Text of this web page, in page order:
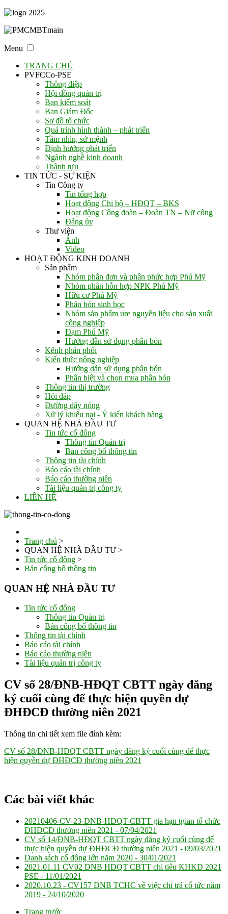
Menu
TRANG CHỦ
PVFCCo-PSE
Thông điệp
Hội đồng quản trị
Ban kiểm soát
Ban Giám Đốc
Sơ đồ tổ chức
Quá trình hình thành – phát triển
Tầm nhìn, sứ mệnh
Định hướng phát triển
Ngành nghề kinh doanh
Thành tựu
TIN TỨC - SỰ KIỆN
Tin Công ty
Tin tổng hợp
Hoạt động Chi bộ – HĐQT – BKS
Hoạt động Công đoàn – Đoàn TN – Nữ công
Đảng ủy
Thư viện
Ảnh
Video
HOẠT ĐỘNG KINH DOANH
Sản phẩm
Nhóm phân đơn và phân phức hợp Phú Mỹ
Nhóm phân hỗn hợp NPK Phú Mỹ
Hữu cơ Phú Mỹ
Phân bón sinh học
Nhóm sản phẩm ure nguyên liệu cho sản xuất
công nghiệp
Đạm Phú Mỹ
Hướng dẫn sử dụng phân bón
Kênh phân phối
Kiến thức nông nghiệp
Hướng dẫn sử dụng phân bón
Phân biệt và chọn mua phân bón
Thông tin thị trường
Hỏi đáp
Đường dây nóng
Xử lý khiếu nại - Ý kiến khách hàng
QUAN HỆ NHÀ ĐẦU TƯ
Tin tức cổ đông
Thông tin Quản trị
Bản công bố thông tin
Thông tin tài chính
Báo cáo tài chính
Báo cáo thường niên
Tài liệu quản trị công ty
LIÊN HỆ
Trang chủ >
QUAN HỆ NHÀ ĐẦU TƯ>
Tin tức cổ đông >
Bản công bố thông tin
QUAN HỆ NHÀ ĐẦU TƯ
Tin tức cổ đông
Thông tin Quản trị
Bản công bố thông tin
Thông tin tài chính
Báo cáo tài chính
Báo cáo thường niên
Tài liệu quản trị công ty
CV số 28/ĐNB-HĐQT CBTT ngày đăng
ký cuối cùng để thực hiện quyền dự
ĐHĐCĐ thường niên 2021
Thông tin chi tiết xem file đính kèm:
CV số 28/ĐNB-HĐQT CBTT ngày đăng ký cuối cùng để thực
hiện quyền dự ĐHĐCĐ thường niên 2021
Các bài viết khác
20210406-CV-23-DNB-HDQT-CBTT gia hạn tgian tổ chức
ĐHĐCĐ thường niên 2021 - 07/04/2021
CV số 14/ĐNB-HĐQT CBTT ngày đăng ký cuối cùng để
thực hiện quyền dự ĐHĐCĐ thường niên 2021 - 09/03/2021
Danh sách cố đông lớn năm 2020 - 30/01/2021
2021.01.11 CV02 DNB HDQT CBTT chi tiêu KHKD 2021
PSE - 11/01/2021
2020.10.23 - CV157 DNB TCHC về việc chi trả cổ tức năm
2019 - 24/10/2020
Trang trước